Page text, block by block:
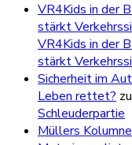
VR4Kids in der
stärkt
VR4Kids in der
stärkt
Sicherheit im
Leben rettet? zu
Schleuderpartie
Müllers